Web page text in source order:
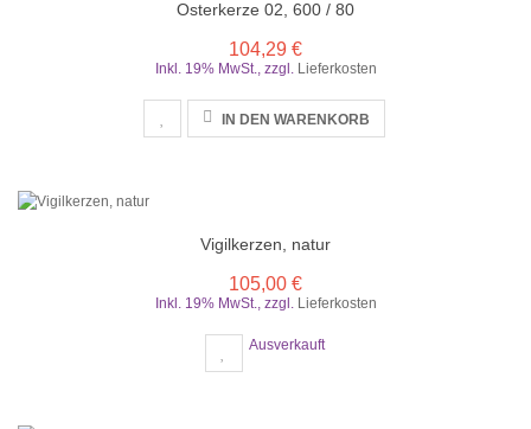
Osterkerze 02, 600 / 80
104,29 €
Inkl. 19% MwSt. zzgl. Lieferkosten
IN DEN WARENKORB
Vigilkerzen, natur
105,00 €
Inkl. 19% MwSt., zzgl. Lieferkosten
Ausverkauft